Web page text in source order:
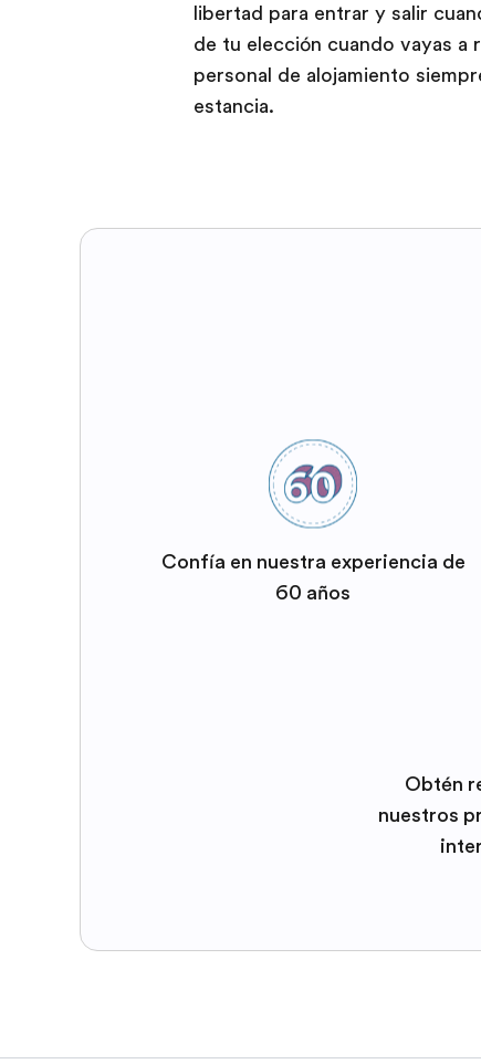
libertad para entrar y salir
de tu elección cuando vayas a
personal de alojamiento
estancia.
Confía en nuestra experiencia de
60 años
Obtén
nuestros